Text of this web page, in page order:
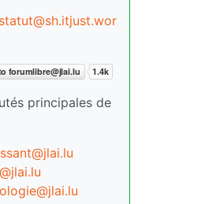
principales de